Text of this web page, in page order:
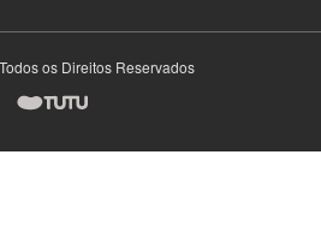
os Direitos Reservados